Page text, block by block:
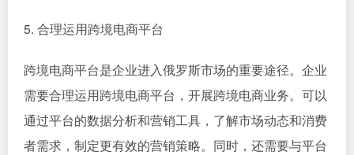
5. 合理运用跨境电商平台
跨境电商平台是企业进入俄罗斯市场的重要途径。企业
需要合理运用跨境电商平台，开展跨境电商业务。可以
通过平台的数据分析和营销工具，了解市场动态和消费
者需求，制定更有效的营销策略。同时，还需要与平台